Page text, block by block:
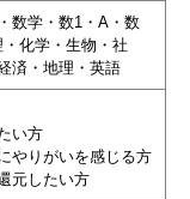
数学・数1・A・数
化学・生物・社
済・地理・英語
い方
やりがいを感じる方
元したい方